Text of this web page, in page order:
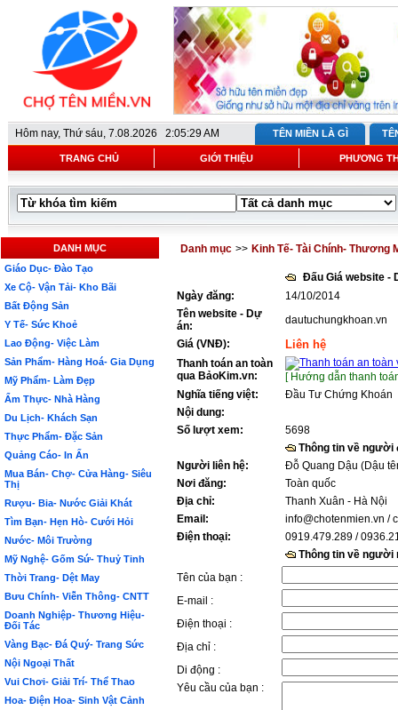
Hôm nay, Thứ sáu, 7.08.2026 2:05:29 AM TÊN MIỀN LÀ GÌ
TRANG CHỦ GIỚI THIỆU PHƯƠNG
DANH MỤC
Giáo Dục- Đào Tạo
Xe Cộ- Vận Tải- Kho Bãi
Bất Động Sản
Y Tế- Sức Khoẻ
Lao Động- Việc Làm
Sản Phẩm- Hàng Hoá- Gia Dụng
Mỹ Phẩm- Làm Đẹp
Ẩm Thực- Nhà Hàng
Du Lịch- Khách Sạn
Thực Phẩm- Đặc Sản
Quảng Cáo- In Ấn
Mua Bán- Chợ- Cửa Hàng- Siêu
Thị
Rượu- Bia- Nước Giải Khát
Tìm Bạn- Hẹn Hò- Cưới Hỏi
Nước- Môi Trường
Mỹ Nghệ- Gốm Sứ- Thuỷ Tinh
Thời Trang- Dệt May
Bưu Chính- Viễn Thông- CNTT
Doanh Nghiệp- Thương Hiệu-
Đối Tác
Vàng Bạc- Đá Quý- Trang Sức
Nội Ngoại Thất
Vui Chơi- Giải Trí- Thể Thao
Hoa- Điện Hoa- Sinh Vật Cảnh
Danh mục >> Kinh Tế- Tài Chính- Thương
Đấu Giá website -
Ngày đăng:
14/10/2014
Tên website - Dự
án:
dautuchungkhoan.vn
Giá (VNĐ):
Liên hệ
Thanh toán an toàn
qua BảoKim.vn:
[ Hướng dẫn thanh
Nghĩa tiếng việt:
Đầu Tư Chứng Khoán
Nội dung:
Số lượt xem:
5698
Thông tin về người
Người liên hệ:
Đỗ Quang Dậu (Dậu
Nơi đăng:
Toàn quốc
Địa chỉ:
Thanh Xuân - Hà Nội
Email:
info@chotenmien.vn /
Điện thoại:
0919.479.289 /
Thông tin về người
Tên của bạn :
E-mail :
Điện thoại :
Địa chỉ :
Di động :
Yêu cầu của bạn :